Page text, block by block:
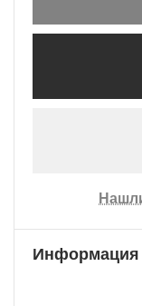
Информация